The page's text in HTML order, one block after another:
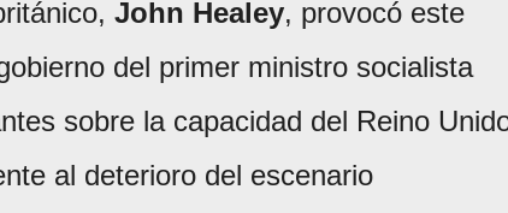
John Healey, provocó este
del primer ministro socialista
sobre la capacidad del Reino
al deterioro del escenario